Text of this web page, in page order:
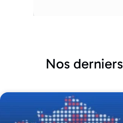
Nos derniers